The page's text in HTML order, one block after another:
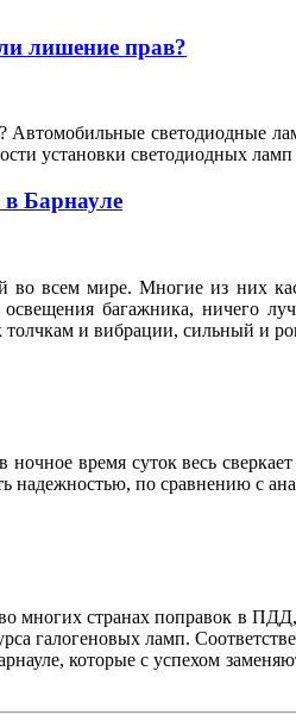
лишение прав?
светодиодные
установки светодиодных
Барнауле
всем мире. Многие из них
багажника, ничего
и вибрации, сильный и
время суток весь
надежностью, по сравнению с
многих странах поправок в
галогеновых ламп.
которые с успехом